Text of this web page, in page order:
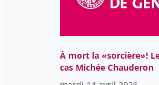
À mort la «sorcière»!
cas Michée Chauderon